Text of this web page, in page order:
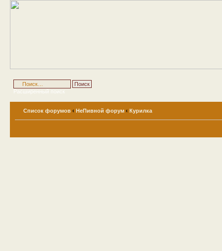
Расширенный поиск
Список форумов ‹ НеПивной форум ‹ Курилка